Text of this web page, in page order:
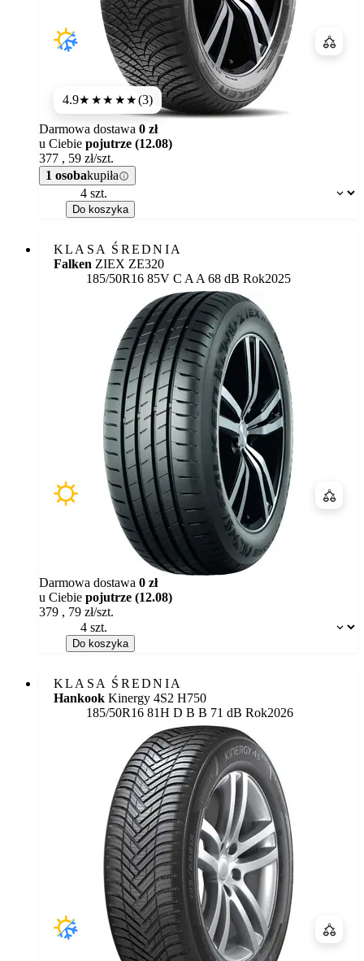
4.9★★★★★(3)
Dostępność:
Darmowa dostawa 0 zł
u Ciebie pojutrze (12.08)
377 , 59 zł/szt.
1 osobakupiła
Do koszyka
KLASA ŚREDNIA
Falken ZIEX ZE320
185/50R16 85V Etykieta:
C A A 68 dB Rok2025
Dostępność:
Darmowa dostawa 0 zł
u Ciebie pojutrze (12.08)
379 , 79 zł/szt.
Do koszyka
KLASA ŚREDNIA
Hankook Kinergy 4S2 H750
185/50R16 81H Etykieta:
D B B 71 dB Rok2026